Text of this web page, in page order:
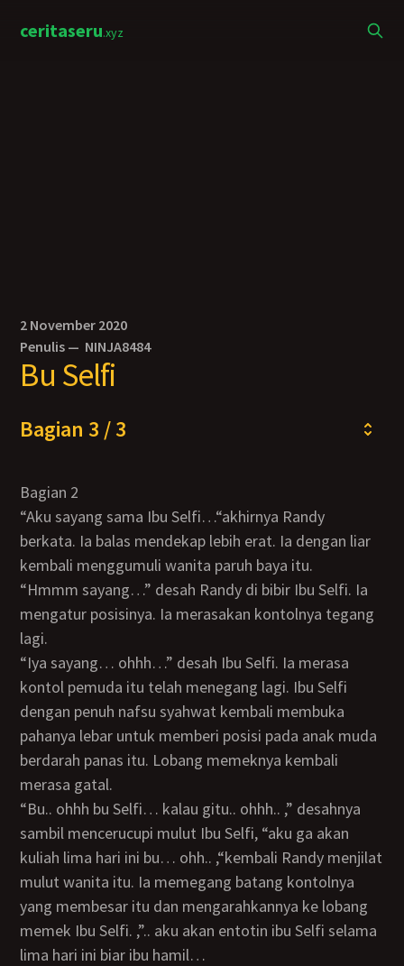
ceritaseru.xyz
2 November 2020
Penulis — NINJA8484
Bu Selfi
Bagian 3 / 3
Bagian 2
“Aku sayang sama Ibu Selfi…“akhirnya Randy
berkata. Ia balas mendekap lebih erat. Ia dengan liar
kembali menggumuli wanita paruh baya itu.
“Hmmm sayang…” desah Randy di bibir Ibu Selfi. Ia
mengatur posisinya. Ia merasakan kontolnya tegang
lagi.
“Iya sayang… ohhh…” desah Ibu Selfi. Ia merasa
kontol pemuda itu telah menegang lagi. Ibu Selfi
dengan penuh nafsu syahwat kembali membuka
pahanya lebar untuk memberi posisi pada anak muda
berdarah panas itu. Lobang memeknya kembali
merasa gatal.
“Bu.. ohhh bu Selfi… kalau gitu.. ohhh.. ,” desahnya
sambil mencerucupi mulut Ibu Selfi, “aku ga akan
kuliah lima hari ini bu… ohh.. ,“kembali Randy menjilat
mulut wanita itu. Ia memegang batang kontolnya
yang membesar itu dan mengarahkannya ke lobang
memek Ibu Selfi. ,”.. aku akan entotin ibu Selfi selama
lima hari ini biar ibu hamil…